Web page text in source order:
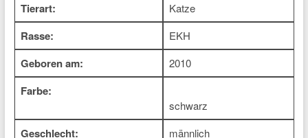
Tierart: Katze
Rasse: EKH
Geboren am: 2010
Farbe:
schwarz
Geschlecht: männlich